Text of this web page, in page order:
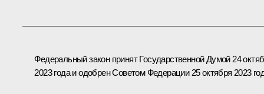
Федеральный закон принят Государственной Думой 24
2023 года и одобрен Советом Федерации 25 октября 2023